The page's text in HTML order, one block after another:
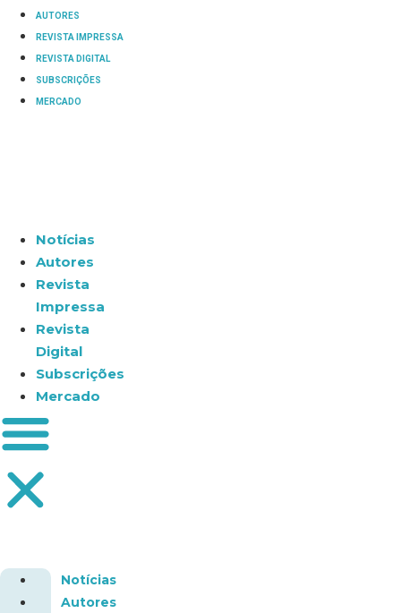
AUTORES
REVISTA IMPRESSA
REVISTA DIGITAL
SUBSCRIÇÕES
MERCADO
Notícias
Autores
Revista
Impressa
Revista
Digital
Subscrições
Mercado
Notícias
Autores